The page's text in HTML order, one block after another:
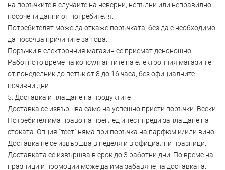
на поръчките в случаите на неверни, непълни или неправилно
посочени данни от потребителя.
Потребителят може да откаже поръчката, без да е необходимо
да посочва причините за това.
Поръчки в електронния магазин се приемат денонощно.
Работното време на консултантите на електронния магазин е
от понеделник до петък от 8 до 16 часа, без официалните
почивни дни.
5. Доставка и плащане на продуктите
Доставка се извършва само на успешно приети поръчки. Всеки
Потребител има право на преглед и тест преди заплащане на
стоката. Опция "тест" няма при поръчка на парфюм и/или вино.
Доставка не се извършва в неделя и в официални празници.
Доставката се извършва в срок до 3 работни дни. По време на
празници и промоции може да има забавяне на доставката.